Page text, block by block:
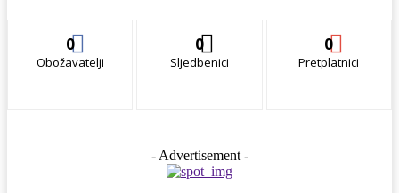
0
Obožavatelji
0
Sljedbenici
0
Pretplatnici
- Advertisement -